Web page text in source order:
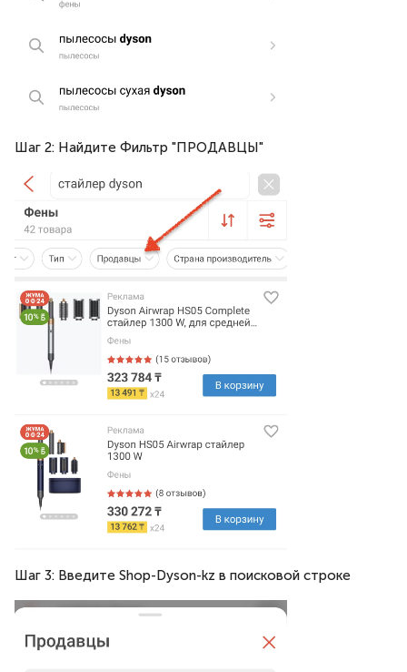
Шаг 2: Найдите Фильтр "ПРОДАВЦЫ"
Шаг 3: Введите Shop-Dyson-kz в поисковой строке